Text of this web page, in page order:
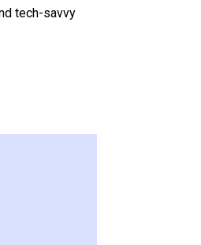
tech-savvy